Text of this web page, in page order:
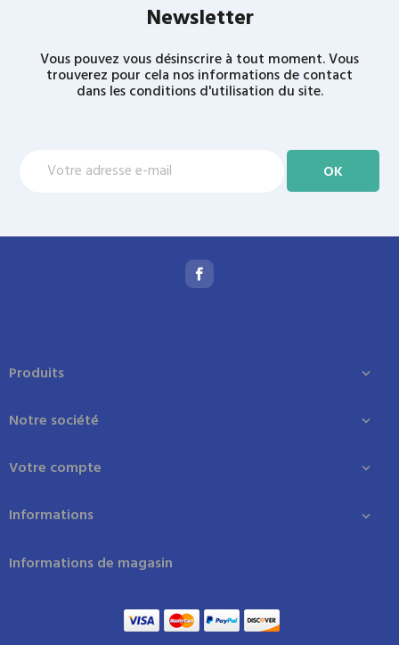
Newsletter
Vous pouvez vous désinscrire à tout moment. Vous
trouverez pour cela nos informations de contact
dans les conditions d'utilisation du site.
Produits 
Notre société 
Votre compte 
Informations 
Informations de magasin